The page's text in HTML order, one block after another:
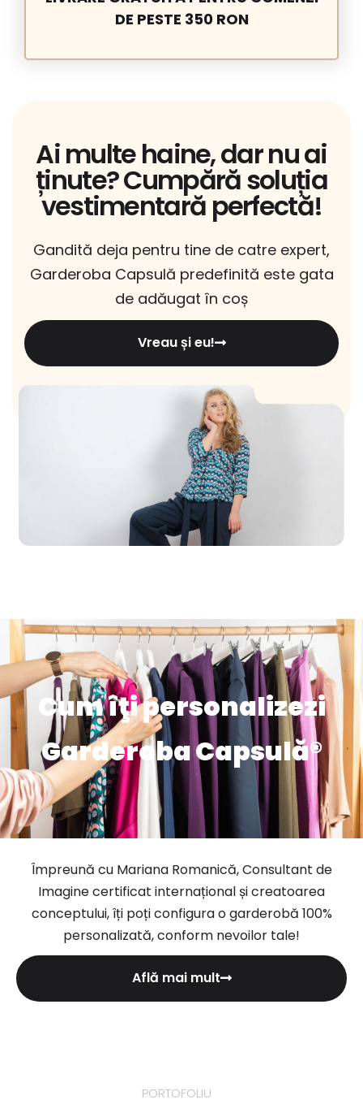
DE PESTE 350 RON
Ai multe haine, dar nu ai
ținute? Cumpără soluția
vestimentară perfectă!
Gandită deja pentru tine de catre expert,
Garderoba Capsulă predefinită este gata
de adăugat în coș
Vreau și eu!
Cum îţi personalizezi
Garderoba Capsulă®
Împreună cu Mariana Romanică, Consultant de
Imagine certificat internațional și creatoarea
conceptului, îți poți configura o garderobă 100%
personalizată, conform nevoilor tale!
Află mai mult
PORTOFOLIU